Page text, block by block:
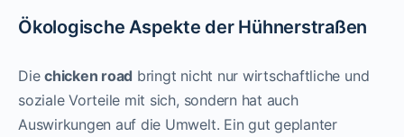
Ökologische Aspekte der Hühnerstraßen
Diechicken road bringt nicht nur wirtschaftliche und
soziale Vorteile mit sich, sondern hat auch
Auswirkungen auf die Umwelt. Ein gut geplanter